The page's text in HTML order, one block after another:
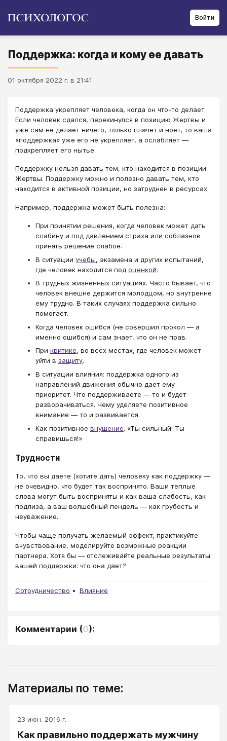
Войти
Поддержка: когда и кому ее давать
01 октября 2022 г. в 21:41
Поддержка укрепляет человека, когда он что-то делает.
Если человек сдался, перекинулся в позицию Жертвы и
уже сам не делает ничего, только плачет и ноет, то ваша
«поддержка» уже его не укрепляет, а ослабляет ―
подкрепляет его нытье.
Поддержку нельзя давать тем, кто находится в позиции
Жертвы. Поддержку можно и полезно давать тем, кто
находится в активной позиции, но затруднен в ресурсах.
Например, поддержка может быть полезна:
При принятии решения, когда человек может дать
слабину и под давлением страха или соблазнов
принять решение слабое.
В ситуации учебы, экзамена и других испытаний,
где человек находится под оценкой.
В трудных жизненных ситуациях. Часто бывает, что
человек внешне держится молодцом, но внутренне
ему трудно. В таких случаях поддержка сильно
помогает.
Когда человек ошибся (не совершил прокол ― а
именно ошибся) и сам знает, что он не прав.
При критике, во всех местах, где человек может
уйти в защиту.
В ситуации влияния: поддержка одного из
направлений движения обычно дает ему
приоритет. Что поддерживаете ― то и будет
разворачиваться. Чему уделяете позитивное
внимание ― то и развивается.
Как позитивное внушение. «Ты сильный! Ты
справишься!»
Трудности
То, что вы даете (хотите дать) человеку как поддержку ―
не очевидно, что будет так воспринято. Ваши теплые
слова могут быть восприняты и как ваша слабость, как
подлиза, а ваш волшебный пендель ― как грубость и
неуважение.
Чтобы чаще получать желаемый эффект, практикуйте
вчувствование, моделируйте возможные реакции
партнера. Хотя бы ― отслеживайте реальные результаты
вашей поддержки: что она дает?
Сотрудничество Влияние
Комментарии (0):
Материалы по теме:
23 июн. 2016 г.
Как правильно поддержать мужчину